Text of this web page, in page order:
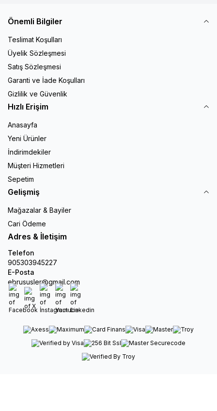
Önemli Bilgiler
Teslimat Koşulları
Üyelik Sözleşmesi
Satış Sözleşmesi
Garanti ve İade Koşulları
Gizlilik ve Güvenlik
Hızlı Erişim
Anasayfa
Yeni Ürünler
İndirimdekiler
Müşteri Hizmetleri
Sepetim
Gelişmiş
Mağazalar & Bayiler
Cari Ödeme
Adres & İletişim
Telefon
905303945227
E-Posta
ebrususler@gmail.com
Facebook
X İnstagram
Youtube